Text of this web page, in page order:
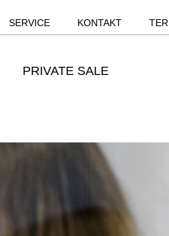
SERVICE KONTAKT
PRIVATE SALE